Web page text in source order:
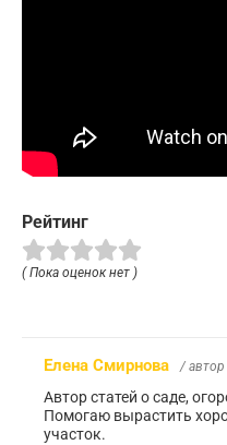
Рейтинг
( Пока оценок нет )
Елена Смирнова / автор
Автор статей о саде,
Помогаю вырастить
участок.